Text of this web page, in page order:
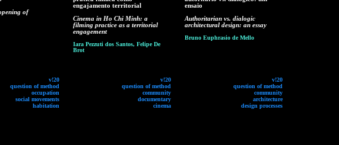
of
v!20
question of method
occupation
social movements
habitation
engajamento territorial
Cinema in Ho Chi Minh: a
filming practice as a territorial
engagement
Iara Pezzuti dos Santos, Felipe De
Brot
v!20
question of method
community
documentary
cinema
ensaio
Authoritarian vs. dialogic
architectural design: an essay
Bruno Euphrasio de Mello
v!20
question of method
community
architecture
design processes